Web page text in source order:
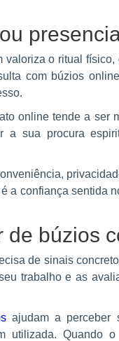
o ritual
com búzios
online tende a ser
sua procura
a confiança sentida
búzios
de sinais
trabalho e as
ajudam a perceber
utilizada. Quando